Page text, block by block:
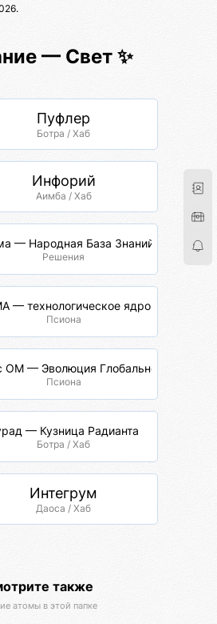
— Свет ✨
Пуфлер
Ботра / Хаб
Инфорий
Аимба / Хаб
— Народная База Знаний
Решения
— технологическое ядро
Псиона
ОМ — Эволюция Глобальной Сети
Псиона
— Кузница Радианта
Ботра / Хаб
Интегрум
Даоса / Хаб
также
атомы в этой папке